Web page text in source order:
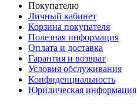
Покупателю
Личный кабинет
Корзина покупателя
Полезная информация
Оплата и доставка
Гарантия и возврат
Условия обслуживания
Конфиденциальность
Юридическая информация